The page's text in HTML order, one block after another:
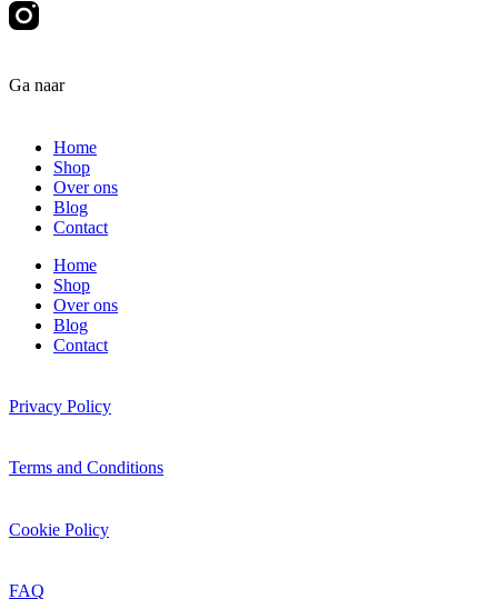
Ga naar
Home
Shop
Over ons
Blog
Contact
Home
Shop
Over ons
Blog
Contact
Privacy Policy
Terms and Conditions
Cookie Policy
FAQ